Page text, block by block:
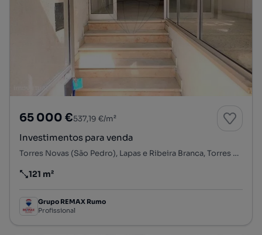
65 000 €537,19 €/m²
Investimentos para venda
Torres Novas (São Pedro), Lapas e Ribeira Branca, Torres Novas, Santarém
Preço por metro quadrado
121 m²
Grupo REMAX Rumo
Profissional